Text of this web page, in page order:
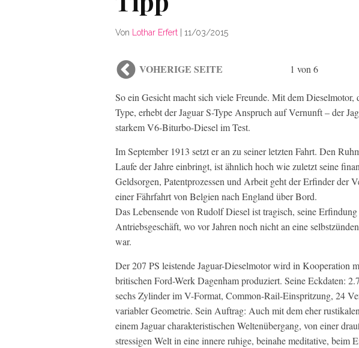
Von Lothar Erfert 11/03/2015
VOHERIGE SEITE 1 von 6
So ein Gesicht macht sich viele Freunde. Mit dem
Type, erhebt der Jaguar S-Type Anspruch auf Vernunft – der
starkem V6-Biturbo-Diesel im Test.
Im September 1913 setzt er an zu seiner letzten Fahrt. Den
Laufe der Jahre einbringt, ist ähnlich hoch wie zuletzt seine
Geldsorgen, Patentprozessen und Arbeit geht der Erfinder der
einer Fährfahrt von Belgien nach England über Bord.
Das Lebensende von Rudolf Diesel ist tragisch, seine
Antriebsgeschäft, wo vor Jahren noch nicht an eine
war.
Der 207 PS leistende Jaguar-Dieselmotor wird in Kooperation
britischen Ford-Werk Dagenham produziert. Seine Eckdaten:
sechs Zylinder im V-Format, Common-Rail-Einspritzung, 24
variabler Geometrie. Sein Auftrag: Auch mit dem eher
einem Jaguar charakteristischen Weltenübergang, von einer
stressigen Welt in eine innere ruhige, beinahe meditative, beim